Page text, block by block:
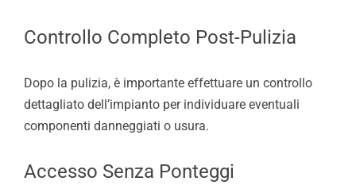
Controllo Completo Post-Pulizia
Dopo la pulizia, è importante effettuare un controllo
dettagliato dell’impianto per individuare eventuali
componenti danneggiati o usura.
Accesso Senza Ponteggi